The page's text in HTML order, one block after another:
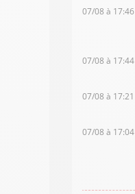
07/08 à 17:46
07/08 à 17:44
07/08 à 17:21
07/08 à 17:04